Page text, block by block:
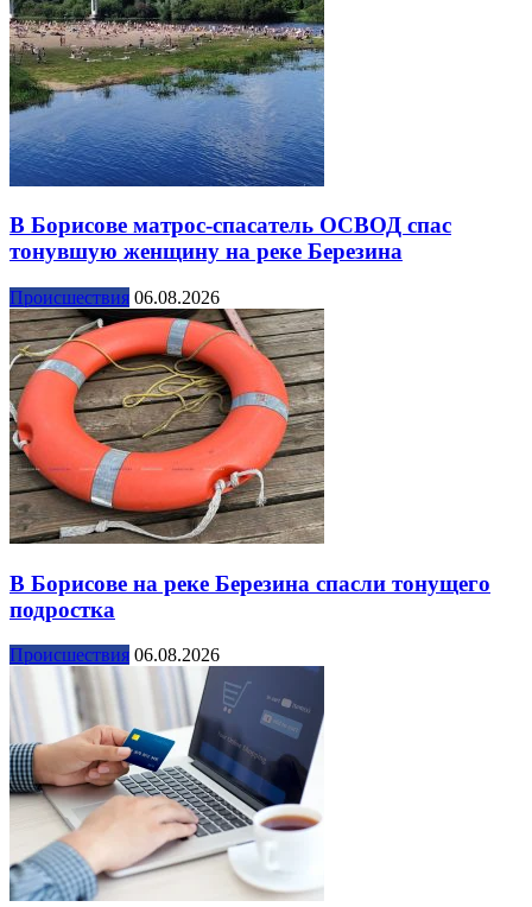
В Борисове матрос-спасатель ОСВОД спас
тонувшую женщину на реке Березина
Происшествия 06.08.2026
В Борисове на реке Березина спасли тонущего
подростка
Происшествия 06.08.2026